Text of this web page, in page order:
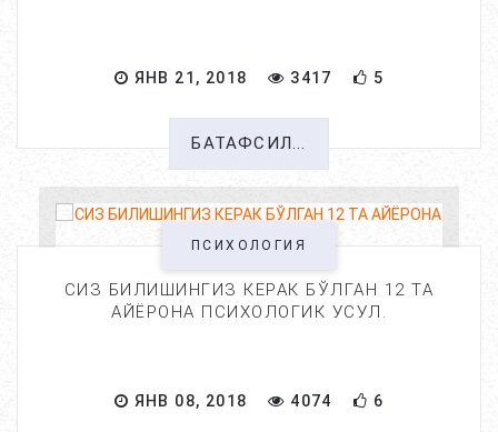
ЯНВ 21, 2018 3417 5
БАТАФСИЛ...
ПСИХОЛОГИЯ
СИЗ БИЛИШИНГИЗ КЕРАК БЎЛГАН 12 ТА
АЙЁРОНА ПСИХОЛОГИК УСУЛ.
ЯНВ 08, 2018 4074 6